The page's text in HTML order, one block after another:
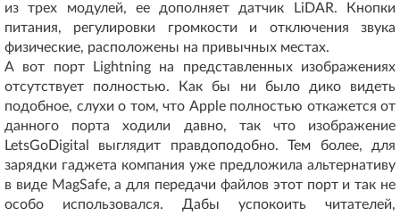
из трех модулей, ее дополняет датчик LiDAR. Кнопки
питания, регулировки громкости и отключения звука
физические, расположены на привычных местах.
А вот порт Lightning на представленных изображениях
отсутствует полностью. Как бы ни было дико видеть
подобное, слухи о том, что Apple полностью откажется от
данного порта ходили давно, так что изображение
LetsGoDigital выглядит правдоподобно. Тем более, для
зарядки гаджета компания уже предложила альтернативу
в виде MagSafe, а для передачи файлов этот порт и так не
особо использовался. Дабы успокоить читателей,